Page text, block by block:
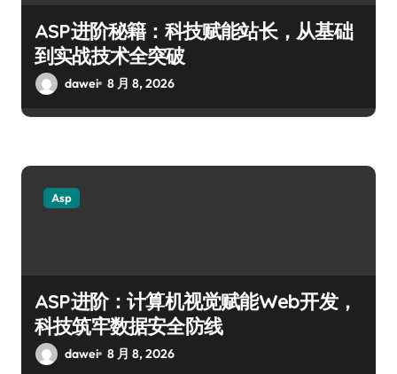
ASP进阶秘籍：科技赋能站长，从基础
到实战技术全突破
dawei 8 月 8, 2026
Asp
ASP进阶：计算机视觉赋能Web开发，
科技筑牢数据安全防线
dawei 8 月 8, 2026